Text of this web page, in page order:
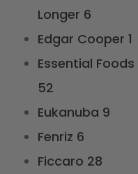
Longer 6
Edgar Cooper 1
Essential Foods
52
Eukanuba 9
Fenriz 6
Ficcaro 28